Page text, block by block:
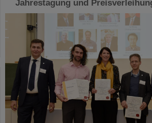
Jahrestagung und